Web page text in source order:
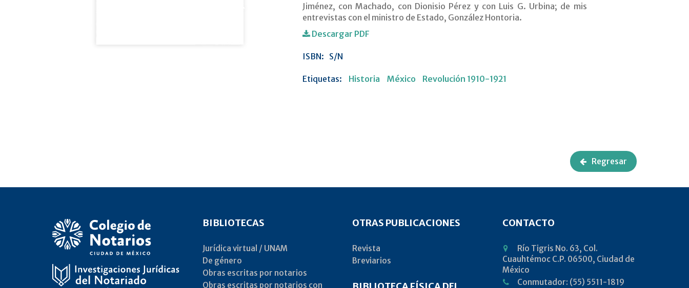
Jiménez, con Machado, con Dionisio Pérez y con Luis G. Urbina; de mis
entrevistas con el ministro de Estado, González Hontoria.
Descargar PDF
ISBN: S/N
Etiquetas: Historia México Revolución 1910-1921
Regresar
BIBLIOTECAS
Jurídica virtual / UNAM
De género
Obras escritas por notarios
Obras escritas por notarios con
OTRAS PUBLICACIONES
Revista
Breviarios
CONTACTO
Río Tigris No. 63, Col.
Cuauhtémoc C.P. 06500, Ciudad de
México
Conmutador: (55) 5511-1819